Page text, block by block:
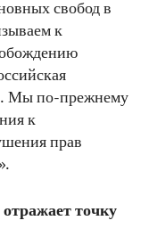
свобод в
к
Мы по-прежнему
к
прав
точку